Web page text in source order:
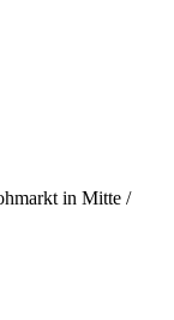
in Mitte /